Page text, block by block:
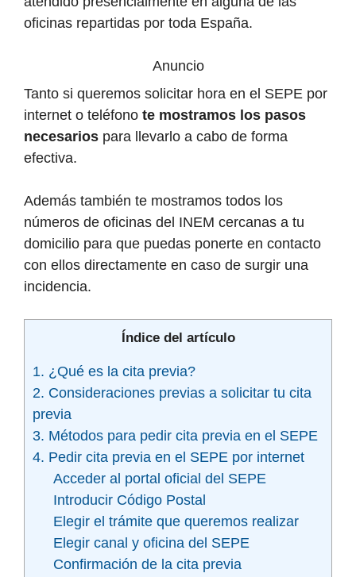
oficinas repartidas por toda España.
Anuncio
Tanto si queremos solicitar hora en el SEPE por
internet o teléfono te mostramos los pasos
necesarios para llevarlo a cabo de forma
efectiva.
Además también te mostramos todos los
números de oficinas del INEM cercanas a tu
domicilio para que puedas ponerte en contacto
con ellos directamente en caso de surgir una
incidencia.
Índice del artículo
1. ¿Qué es la cita previa?
2. Consideraciones previas a solicitar tu cita
previa
3. Métodos para pedir cita previa en el SEPE
4. Pedir cita previa en el SEPE por internet
Acceder al portal oficial del SEPE
Introducir Código Postal
Elegir el trámite que queremos realizar
Elegir canal y oficina del SEPE
Confirmación de la cita previa